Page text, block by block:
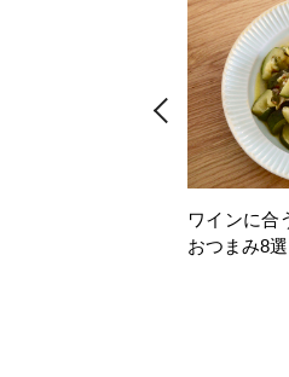
ワインに合
おつまみ8選